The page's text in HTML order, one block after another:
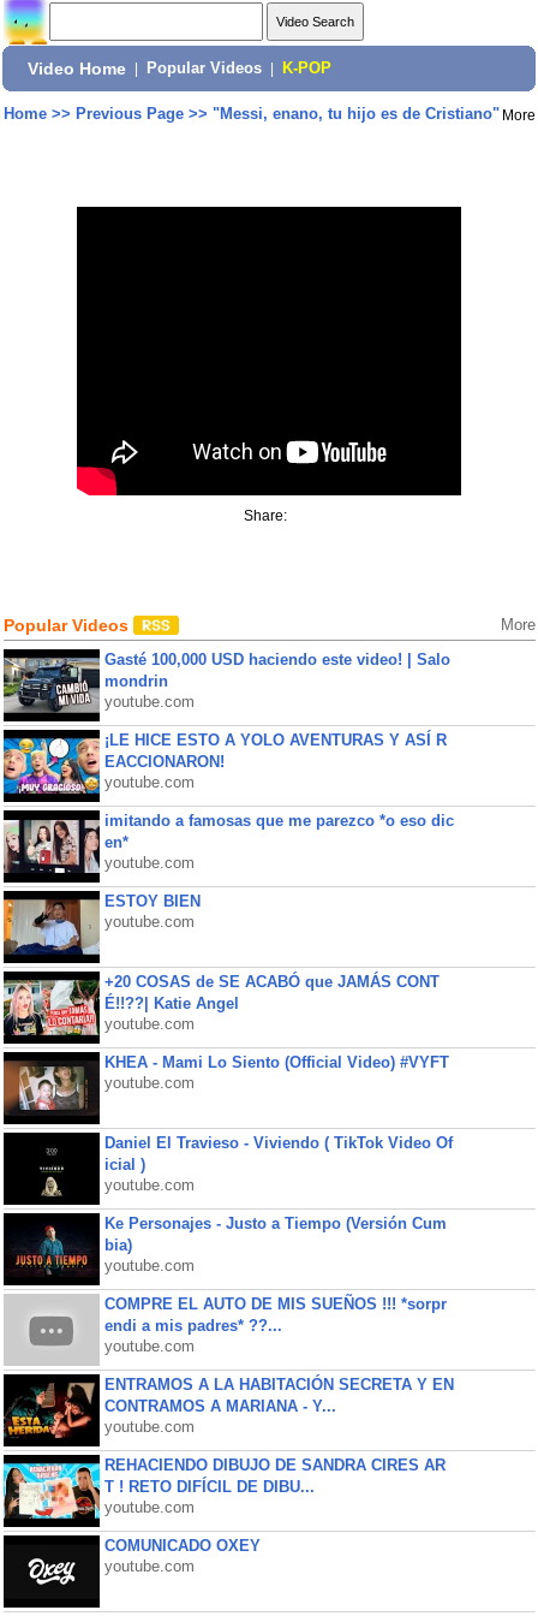
Video Home Popular Videos K-POP
Home>> Previous Page>> "Messi, enano, tu hijo es de Cristiano" More
Share:
Popular Videos More
Gasté 100,000 USD haciendo este video! | Salo
mondrin
youtube.com
¡LE HICE ESTO A YOLO AVENTURAS Y ASÍ R
EACCIONARON!
youtube.com
imitando a famosas que me parezco *o eso dic
en*
youtube.com
ESTOY BIEN
youtube.com
+20 COSAS de SE ACABÓ que JAMÁS CONT
É!!??| Katie Angel
youtube.com
KHEA - Mami Lo Siento (Official Video) #VYFT
youtube.com
Daniel El Travieso - Viviendo ( TikTok Video Of
icial )
youtube.com
Ke Personajes - Justo a Tiempo (Versión Cum
bia)
youtube.com
COMPRE EL AUTO DE MIS SUEÑOS !!! *sorpr
endi a mis padres* ??...
youtube.com
ENTRAMOS A LA HABITACIÓN SECRETA Y EN
CONTRAMOS A MARIANA - Y...
youtube.com
REHACIENDO DIBUJO DE SANDRA CIRES AR
T ! RETO DIFÍCIL DE DIBU...
youtube.com
COMUNICADO OXEY
youtube.com